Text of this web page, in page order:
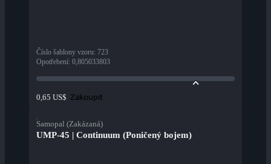
Číslo šablony vzoru: 723
Opotřebení: 0,805033803
0,65 US$ Zakoupit
Samopal (Zakázaná)
UMP-45 | Continuum (Poničený bojem)